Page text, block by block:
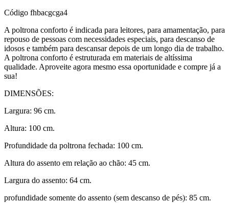
Código fhbacgcga4
A poltrona conforto é indicada para leitores, para amamentação, para
repouso de pessoas com necessidades especiais, para descanso de
idosos e também para descansar depois de um longo dia de trabalho.
A poltrona conforto é estruturada em materiais de altíssima
qualidade. Aproveite agora mesmo essa oportunidade e compre já a
sua!
DIMENSÕES:
Largura: 96 cm.
Altura: 100 cm.
Profundidade da poltrona fechada: 100 cm.
Altura do assento em relação ao chão: 45 cm.
Largura do assento: 64 cm.
profundidade somente do assento (sem descanso de pés): 85 cm.